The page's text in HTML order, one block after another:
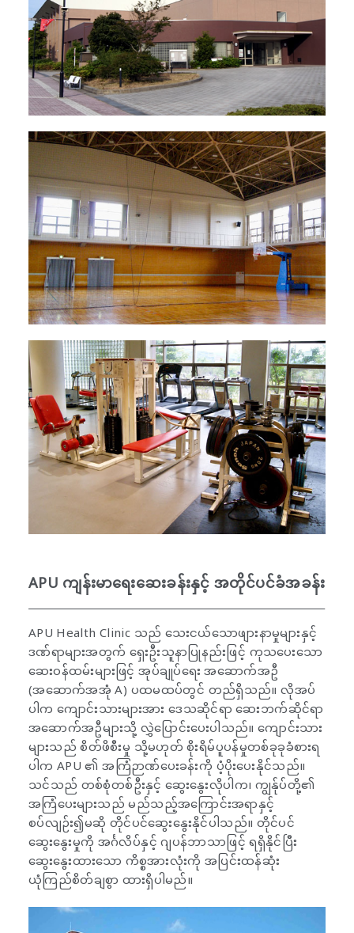
APU ကျန်းမာရေးဆေးခန်းနှင့် အတိုင်ပင်ခံအခန်း
APU Health Clinic သည် သေးငယ်သောဖျားနာမှုများနှင့်
ဒဏ်ရာများအတွက် ရှေးဦးသူနာပြုနည်းဖြင့် ကုသပေးသော
ဆေးဝန်ထမ်းများဖြင့် အုပ်ချုပ်ရေး အဆောက်အဦ
(အဆောက်အအုံ A) ပထမထပ်တွင် တည်ရှိသည်။ လိုအပ်
ပါက ကျောင်းသားများအား ဒေသဆိုင်ရာ ဆေးဘက်ဆိုင်ရာ
အဆောက်အဦများသို့ လွှဲပြောင်းပေးပါသည်။ ကျောင်းသား
များသည် စိတ်ဖိစီးမှု သို့မဟုတ် စိုးရိမ်ပူပန်မှုတစ်ခုခုခံစားရ
ပါက APU ၏ အကြံဉာဏ်ပေးခန်းကို ပံ့ပိုးပေးနိုင်သည်။
သင်သည် တစ်စုံတစ်ဦးနှင့် ဆွေးနွေးလိုပါက၊ ကျွန်ုပ်တို့၏
အကြံပေးများသည် မည်သည့်အကြောင်းအရာနှင့်
စပ်လျဉ်း၍မဆို တိုင်ပင်ဆွေးနွေးနိုင်ပါသည်။ တိုင်ပင်
ဆွေးနွေးမှုကို အင်္ဂလိပ်နှင့် ဂျပန်ဘာသာဖြင့် ရရှိနိုင်ပြီး
ဆွေးနွေးထားသော ကိစ္စအားလုံးကို အပြင်းထန်ဆုံး
ယုံကြည်စိတ်ချစွာ ထားရှိပါမည်။